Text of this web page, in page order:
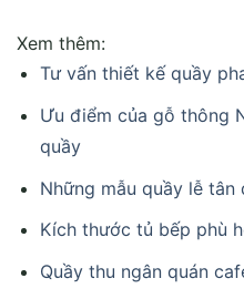
Xem thêm:
Tư vấn thiết kế quầy
Ưu điểm của gỗ thông
quầy
Những mẫu quầy lễ tân
Kích thước tủ bếp phù
Quầy thu ngân quán